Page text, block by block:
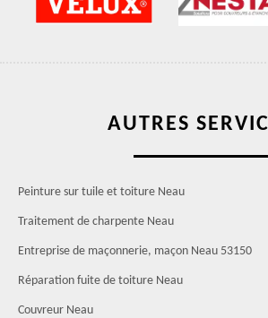
AUTRES
Peinture sur tuile et toiture Neau
Traitement de charpente Neau
Entreprise de maçonnerie, maçon Neau 53150
Réparation fuite de toiture Neau
Couvreur Neau